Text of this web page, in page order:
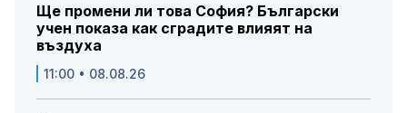
Ще промени ли това София? Български
учен показа как сградите влияят на
въздуха
11:00 • 08.08.26